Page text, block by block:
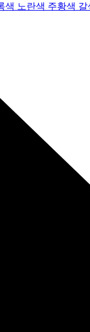
색 노란색 주황색